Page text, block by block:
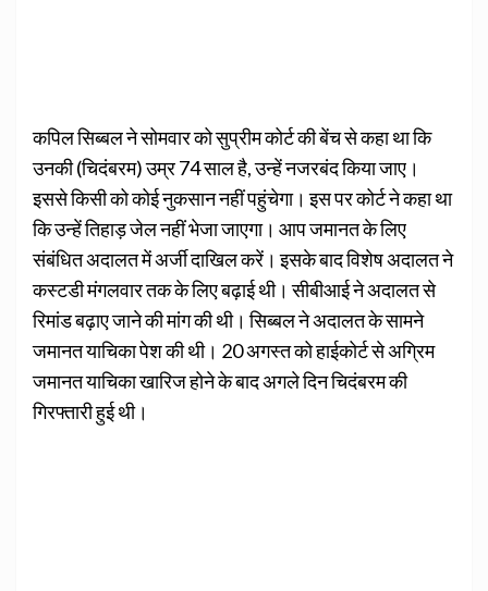
कपिल सिब्बल ने सोमवार को सुप्रीम कोर्ट की बेंच से कहा था कि
उनकी (चिदंबरम) उम्र 74 साल है, उन्हें नजरबंद किया जाए।
इससे किसी को कोई नुकसान नहीं पहुंचेगा। इस पर कोर्ट ने कहा था
कि उन्हें तिहाड़ जेल नहीं भेजा जाएगा। आप जमानत के लिए
संबंधित अदालत में अर्जी दाखिल करें। इसके बाद विशेष अदालत ने
कस्टडी मंगलवार तक के लिए बढ़ाई थी। सीबीआई ने अदालत से
रिमांड बढ़ाए जाने की मांग की थी। सिब्बल ने अदालत के सामने
जमानत याचिका पेश की थी। 20 अगस्त को हाईकोर्ट से अग्रिम
जमानत याचिका खारिज होने के बाद अगले दिन चिदंबरम की
गिरफ्तारी हुई थी।